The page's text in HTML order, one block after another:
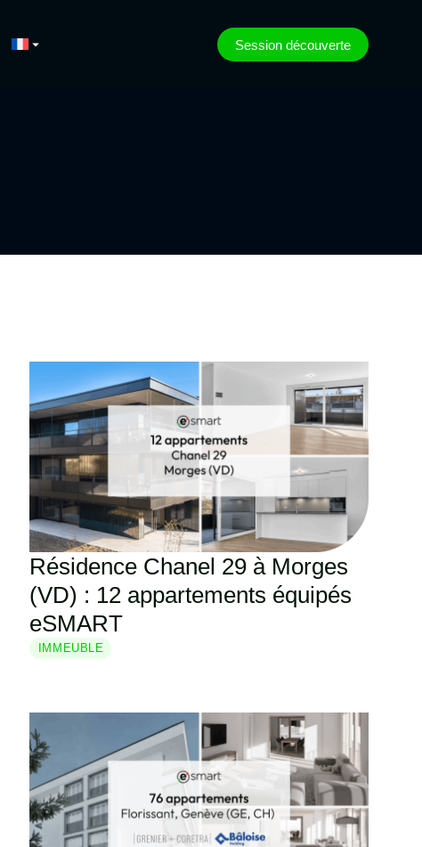
Session découverte
Résidence Chanel 29 à Morges
(VD) : 12 appartements équipés
eSMART
IMMEUBLE